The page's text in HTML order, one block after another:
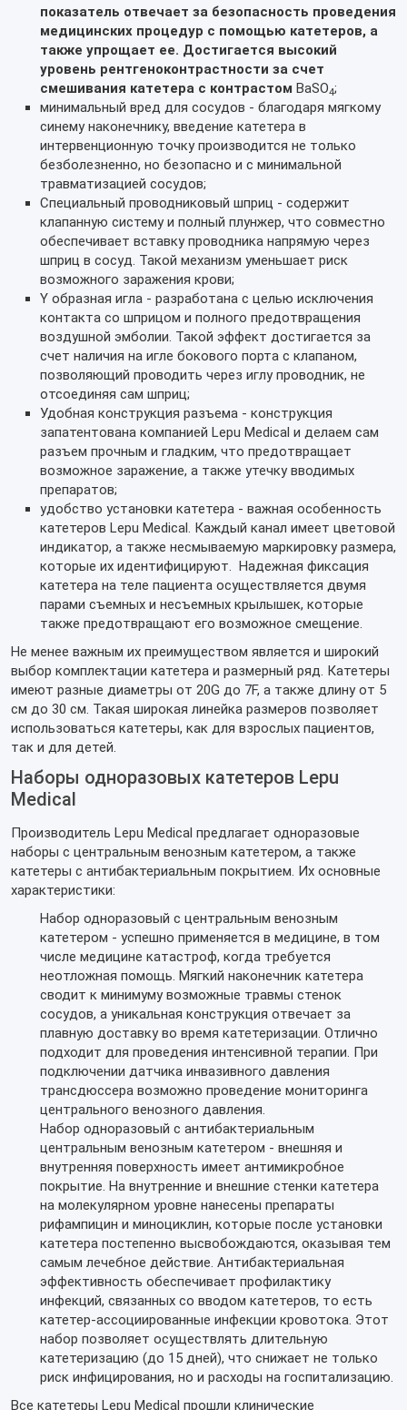
показатель отвечает за безопасность проведения
медицинских процедур с помощью катетеров, а
также упрощает ее. Достигается высокий
уровень рентгеноконтрастности за счет
смешивания катетера с контрастом BaSO4;
минимальный вред для сосудов - благодаря мягкому
синему наконечнику, введение катетера в
интервенционную точку производится не только
безболезненно, но безопасно и с минимальной
травматизацией сосудов;
Специальный проводниковый шприц - содержит
клапанную систему и полный плунжер, что совместно
обеспечивает вставку проводника напрямую через
шприц в сосуд. Такой механизм уменьшает риск
возможного заражения крови;
Y образная игла - разработана с целью исключения
контакта со шприцом и полного предотвращения
воздушной эмболии. Такой эффект достигается за
счет наличия на игле бокового порта с клапаном,
позволяющий проводить через иглу проводник, не
отсоединяя сам шприц;
Удобная конструкция разъема - конструкция
запатентована компанией Lepu Medical и делаем сам
разъем прочным и гладким, что предотвращает
возможное заражение, а также утечку вводимых
препаратов;
удобство установки катетера - важная особенность
катетеров Lepu Medical. Каждый канал имеет цветовой
индикатор, а также несмываемую маркировку размера,
которые их идентифицируют. Надежная фиксация
катетера на теле пациента осуществляется двумя
парами съемных и несъемных крылышек, которые
также предотвращают его возможное смещение.
Не менее важным их преимуществом является и широкий
выбор комплектации катетера и размерный ряд. Катетеры
имеют разные диаметры от 20G до 7F, а также длину от 5
см до 30 см. Такая широкая линейка размеров позволяет
использоваться катетеры, как для взрослых пациентов,
так и для детей.
Наборы одноразовых катетеров Lepu
Medical
Производитель Lepu Medical предлагает одноразовые
наборы с центральным венозным катетером, а также
катетеры с антибактериальным покрытием. Их основные
характеристики:
Набор одноразовый с центральным венозным
катетером - успешно применяется в медицине, в том
числе медицине катастроф, когда требуется
неотложная помощь. Мягкий наконечник катетера
сводит к минимуму возможные травмы стенок
сосудов, а уникальная конструкция отвечает за
плавную доставку во время катетеризации. Отлично
подходит для проведения интенсивной терапии. При
подключении датчика инвазивного давления
трансдюссера возможно проведение мониторинга
центрального венозного давления.
Набор одноразовый с антибактериальным
центральным венозным катетером - внешняя и
внутренняя поверхность имеет антимикробное
покрытие. На внутренние и внешние стенки катетера
на молекулярном уровне нанесены препараты
рифампицин и миноциклин, которые после установки
катетера постепенно высвобождаются, оказывая тем
самым лечебное действие. Антибактериальная
эффективность обеспечивает профилактику
инфекций, связанных со вводом катетеров, то есть
катетер-ассоциированные инфекции кровотока. Этот
набор позволяет осуществлять длительную
катетеризацию (до 15 дней), что снижает не только
риск инфицирования, но и расходы на госпитализацию.
Все катетеры Lepu Medical прошли клинические